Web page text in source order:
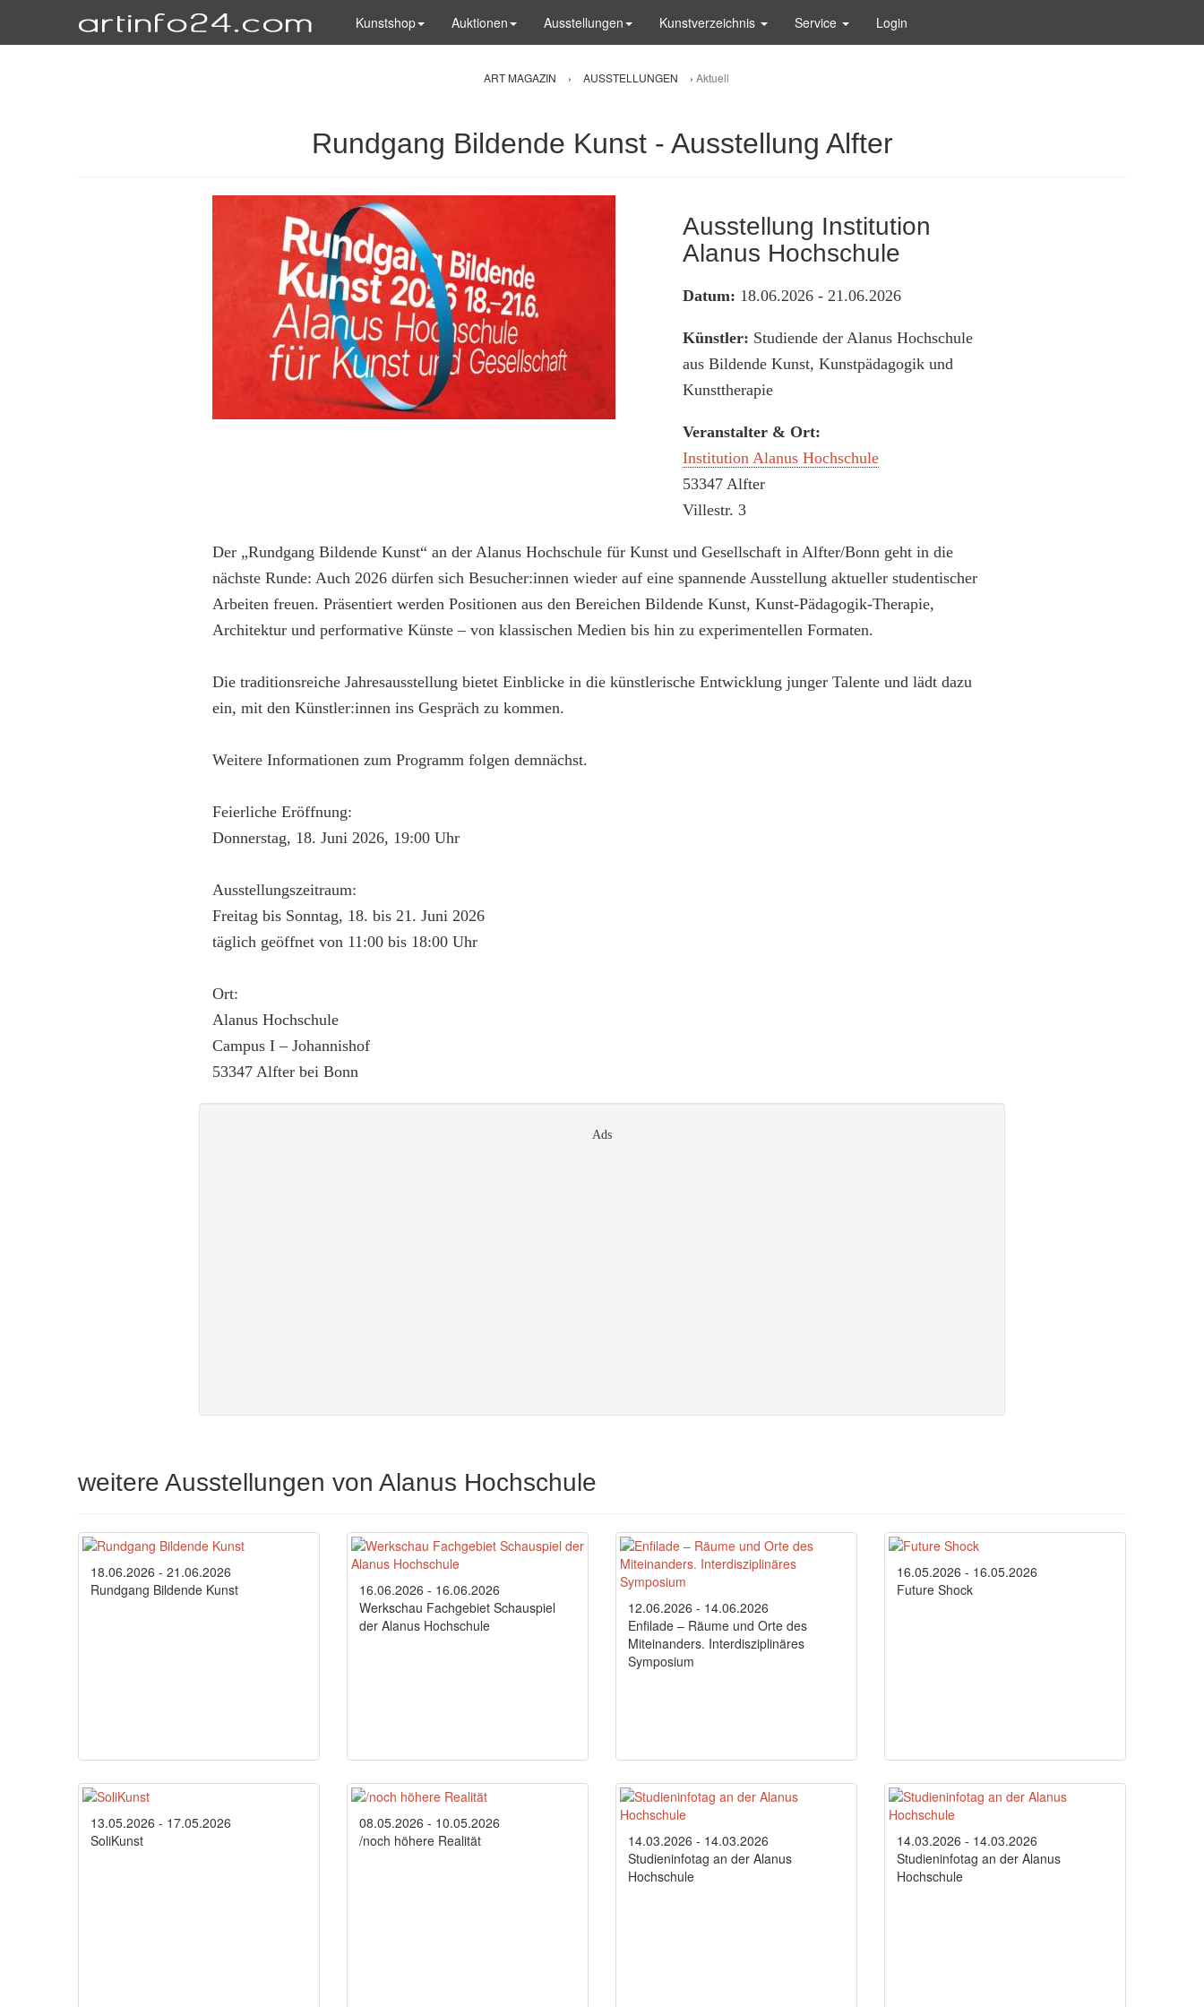
Kunstshop Auktionen Ausstellungen Kunstverzeichnis Service Login
ART MAGAZIN › AUSSTELLUNGEN › Aktuell
Rundgang Bildende Kunst - Ausstellung Alfter
Ausstellung Institution
Alanus Hochschule
Datum: 18.06.2026 - 21.06.2026
Künstler: Studiende der Alanus Hochschule
aus Bildende Kunst, Kunstpädagogik und
Kunsttherapie
Veranstalter & Ort:
Institution Alanus Hochschule
53347 Alfter
Villestr. 3
Der „Rundgang Bildende Kunst“ an der Alanus Hochschule für Kunst und Gesellschaft in Alfter/Bonn geht in die
nächste Runde: Auch 2026 dürfen sich Besucher:innen wieder auf eine spannende Ausstellung aktueller studentischer
Arbeiten freuen. Präsentiert werden Positionen aus den Bereichen Bildende Kunst, Kunst-Pädagogik-Therapie,
Architektur und performative Künste – von klassischen Medien bis hin zu experimentellen Formaten.
Die traditionsreiche Jahresausstellung bietet Einblicke in die künstlerische Entwicklung junger Talente und lädt dazu
ein, mit den Künstler:innen ins Gespräch zu kommen.
Weitere Informationen zum Programm folgen demnächst.
Feierliche Eröffnung:
Donnerstag, 18. Juni 2026, 19:00 Uhr
Ausstellungszeitraum:
Freitag bis Sonntag, 18. bis 21. Juni 2026
täglich geöffnet von 11:00 bis 18:00 Uhr
Ort:
Alanus Hochschule
Campus I – Johannishof
53347 Alfter bei Bonn
Ads
weitere Ausstellungen von Alanus Hochschule
18.06.2026 - 21.06.2026
Rundgang Bildende Kunst
16.06.2026 - 16.06.2026
Werkschau Fachgebiet Schauspiel
der Alanus Hochschule
12.06.2026 - 14.06.2026
Enfilade – Räume und Orte des
Miteinanders. Interdisziplinäres
Symposium
16.05.2026 - 16.05.2026
Future Shock
13.05.2026 - 17.05.2026
SoliKunst
08.05.2026 - 10.05.2026
/noch höhere Realität
14.03.2026 - 14.03.2026
Studieninfotag an der Alanus
Hochschule
14.03.2026 - 14.03.2026
Studieninfotag an der Alanus
Hochschule